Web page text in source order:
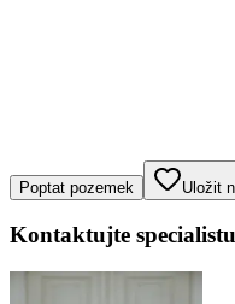
Klepněte nebo klikněte pro
Poptat pozemek Uložit
Kontaktujte specialistu